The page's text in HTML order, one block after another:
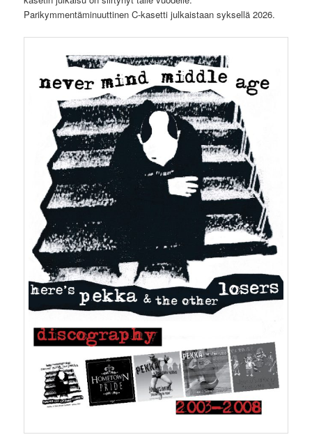
Parikymmentäminuuttinen C-kasetti julkaistaan syksellä 2026.